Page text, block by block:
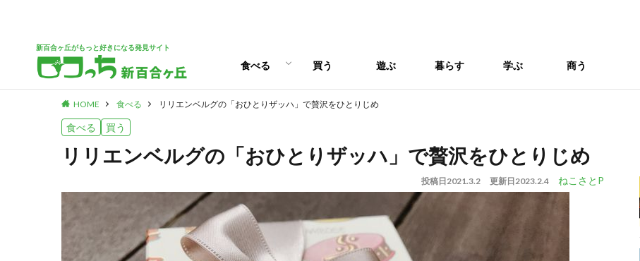
新百合ヶ丘がもっと好きになる発見サイト
食べる
ランチ
スイーツ
買う 遊ぶ 暮らす 学ぶ 商う
HOME 食べる リリエンベルグの「おひとりザッハ」で贅沢をひとりじめ
食べる 買う
リリエンベルグの「おひとりザッハ」で贅沢をひとりじめ
投稿日2021.3.2 更新日2023.2.4 ねこさとP